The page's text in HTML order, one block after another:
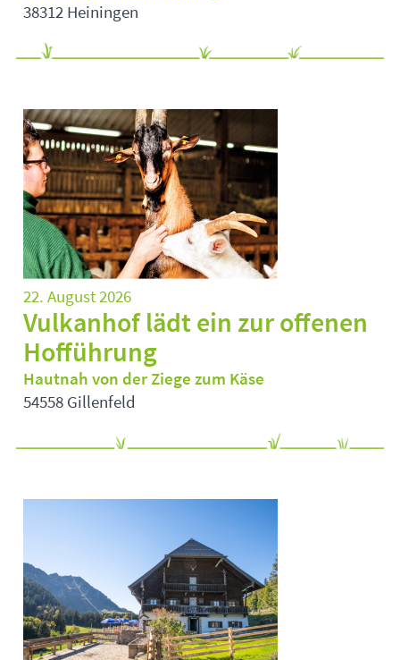
38312 Heiningen
22. August 2026
Vulkanhof lädt ein zur offenen
Hofführung
Hautnah von der Ziege zum Käse
54558 Gillenfeld